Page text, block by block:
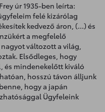
úr 1935-ben leírta:
felé kizárólag
kedvező áron, (...) és
a megfelelő
változott a világ,
Elsődleges, hogy
és mindenekelőtt kiváló
hosszú távon álljunk
hogy a japán
Ügyfeleink